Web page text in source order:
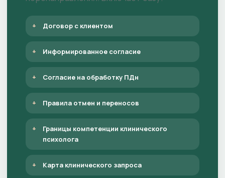
Договор с клиентом
Информированное согласие
Согласие на обработку ПДн
Правила отмен и переносов
Границы компетенции клинического
психолога
Карта клинического запроса